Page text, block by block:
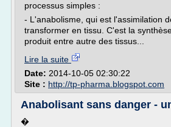
processus simples :
- L'anabolisme, qui est l'assimilation
transformer en tissu. C'est la
produit entre autre des tissus...
Lire la suite
Date: 2014-10-05 02:30:22
Site : http://tp-pharma.blogspot.com
Anabolisant sans danger -
�